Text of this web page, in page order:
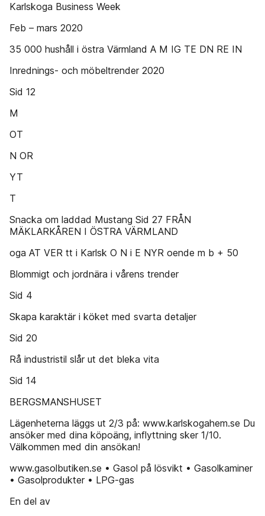
Karlskoga Business Week
Feb – mars 2020
35 000 hushåll i östra Värmland A M IG TE DN RE IN
Inrednings- och möbeltrender 2020
Sid 12
M
OT
N OR
YT
T
Snacka om laddad Mustang Sid 27 FRÅN
MÄKLARKÅREN I ÖSTRA VÄRMLAND
oga AT VER tt i Karlsk O N i E NYR oende m b + 50
Blommigt och jordnära i vårens trender
Sid 4
Skapa karaktär i köket med svarta detaljer
Sid 20
Rå industristil slår ut det bleka vita
Sid 14
BERGSMANSHUSET
Lägenheterna läggs ut 2/3 på: www.karlskogahem.se Du
ansöker med dina köpoäng, inflyttning sker 1/10.
Välkommen med din ansökan!
www.gasolbutiken.se • Gasol på lösvikt • Gasolkaminer
• Gasolprodukter • LPG-gas
En del av